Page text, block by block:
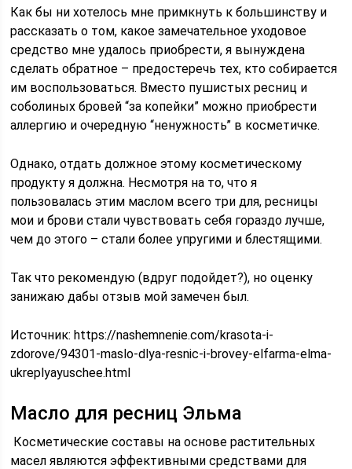
Как бы ни хотелось мне примкнуть к большинству и
рассказать о том, какое замечательное уходовое
средство мне удалось приобрести, я вынуждена
сделать обратное – предостеречь тех, кто собирается
им воспользоваться. Вместо пушистых ресниц и
соболиных бровей “за копейки” можно приобрести
аллергию и очередную “ненужность” в косметичке.
Однако, отдать должное этому косметическому
продукту я должна. Несмотря на то, что я
пользовалась этим маслом всего три для, ресницы
мои и брови стали чувствовать себя гораздо лучше,
чем до этого – стали более упругими и блестящими.
Так что рекомендую (вдруг подойдет?), но оценку
занижаю дабы отзыв мой замечен был.
Источник:https://nashemnenie.com/krasota-i-
zdorove/94301-maslo-dlya-resnic-i-brovey-elfarma-elma-
ukreplyayuschee.html
Масло для ресниц Эльма
Косметические составы на основе растительных
масел являются эффективными средствами для